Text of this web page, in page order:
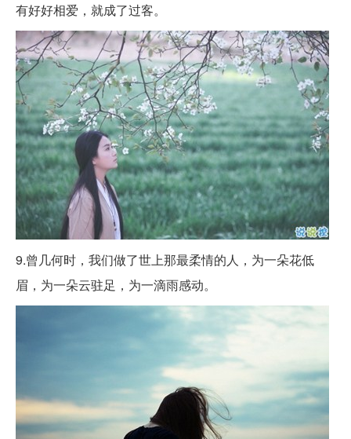
有好好相爱，就成了过客。
9.曾几何时，我们做了世上那最柔情的人，为一朵花低
眉，为一朵云驻足，为一滴雨感动。